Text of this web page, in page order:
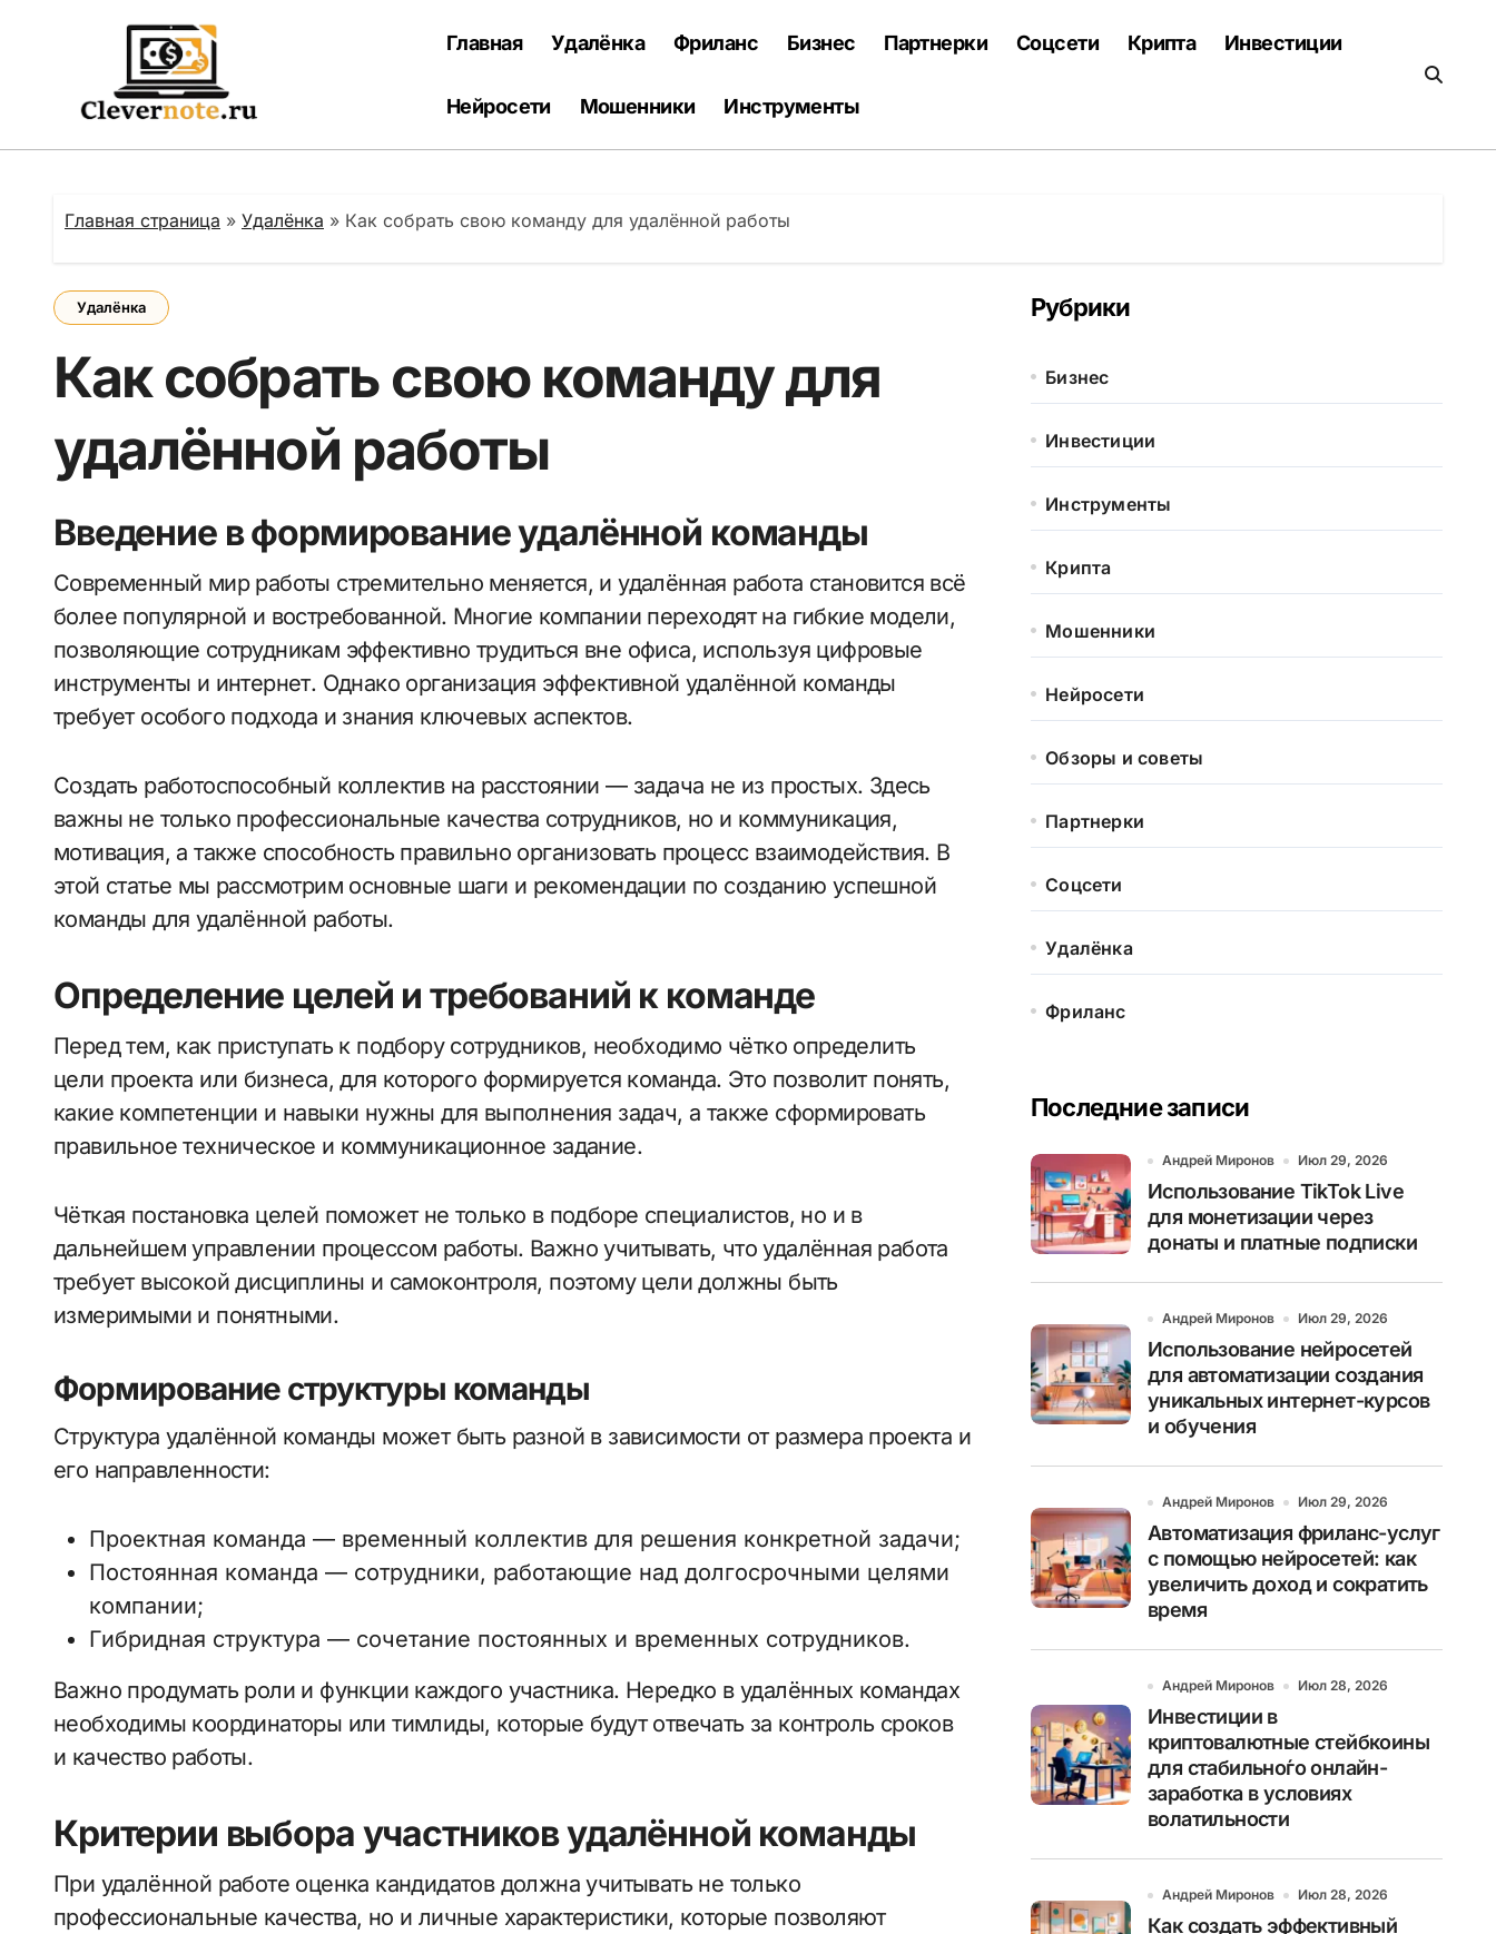
Главная Удалёнка Фриланс Бизнес Партнерки Соцсети Крипта Инвестиции
Нейросети Мошенники Инструменты
Главная страница » Удалёнка » Как собрать свою команду для удалённой работы
Удалёнка
Как собрать свою команду для
удалённой работы
Введение в формирование удалённой команды
Современный мир работы стремительно меняется, и удалённая работа становится всё
более популярной и востребованной. Многие компании переходят на гибкие модели,
позволяющие сотрудникам эффективно трудиться вне офиса, используя цифровые
инструменты и интернет. Однако организация эффективной удалённой команды
требует особого подхода и знания ключевых аспектов.
Создать работоспособный коллектив на расстоянии — задача не из простых. Здесь
важны не только профессиональные качества сотрудников, но и коммуникация,
мотивация, а также способность правильно организовать процесс взаимодействия. В
этой статье мы рассмотрим основные шаги и рекомендации по созданию успешной
команды для удалённой работы.
Определение целей и требований к команде
Перед тем, как приступать к подбору сотрудников, необходимо чётко определить
цели проекта или бизнеса, для которого формируется команда. Это позволит понять,
какие компетенции и навыки нужны для выполнения задач, а также сформировать
правильное техническое и коммуникационное задание.
Чёткая постановка целей поможет не только в подборе специалистов, но и в
дальнейшем управлении процессом работы. Важно учитывать, что удалённая работа
требует высокой дисциплины и самоконтроля, поэтому цели должны быть
измеримыми и понятными.
Формирование структуры команды
Структура удалённой команды может быть разной в зависимости от размера проекта и
его направленности:
Проектная команда — временный коллектив для решения конкретной задачи;
Постоянная команда — сотрудники, работающие над долгосрочными целями
компании;
Гибридная структура — сочетание постоянных и временных сотрудников.
Важно продумать роли и функции каждого участника. Нередко в удалённых командах
необходимы координаторы или тимлиды, которые будут отвечать за контроль сроков
и качество работы.
Критерии выбора участников удалённой команды
При удалённой работе оценка кандидатов должна учитывать не только
профессиональные качества, но и личные характеристики, которые позволяют
Рубрики
Бизнес
Инвестиции
Инструменты
Крипта
Мошенники
Нейросети
Обзоры и советы
Партнерки
Соцсети
Удалёнка
Фриланс
Последние записи
Андрей Миронов Июл 29, 2026
Использование TikTok Live
для монетизации через
донаты и платные подписки
Андрей Миронов Июл 29, 2026
Использование нейросетей
для автоматизации создания
уникальных интернет-курсов
и обучения
Андрей Миронов Июл 29, 2026
Автоматизация фриланс-услуг
с помощью нейросетей: как
увеличить доход и сократить
время
Андрей Миронов Июл 28, 2026
Инвестиции в
криптовалютные стейбкоины
для стабильно́го онлайн-
заработка в условиях
волатильности
Андрей Миронов Июл 28, 2026
Как создать эффективный